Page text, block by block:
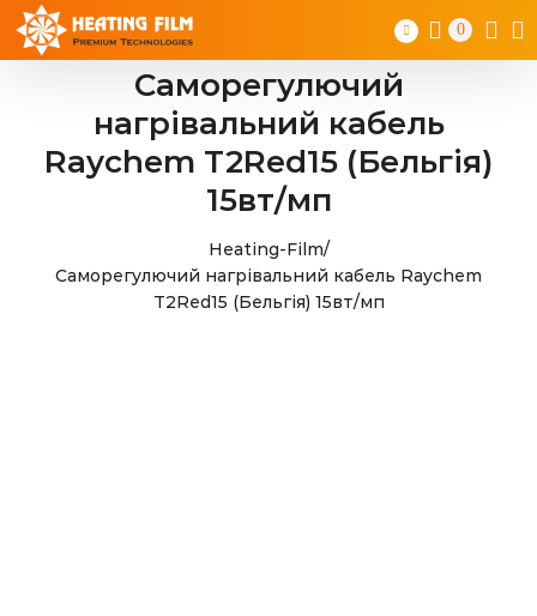
Skip
0
Саморегулючий
нагрівальний кабель
Raychem T2Red15 (Бельгія)
15вт/мп
Heating-Film/
Саморегулючий нагрівальний кабель Raychem
T2Red15 (Бельгія) 15вт/мп